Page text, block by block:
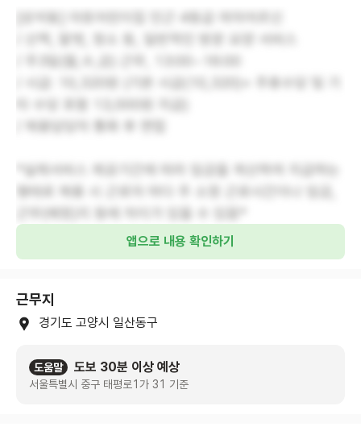
앱으로 내용 확인하기
근무지
경기도 고양시 일산동구
도움말 도보 30분 이상 예상
서울특별시 중구 태평로1가 31 기준